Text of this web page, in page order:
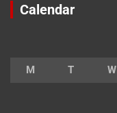
Calendar
M T W